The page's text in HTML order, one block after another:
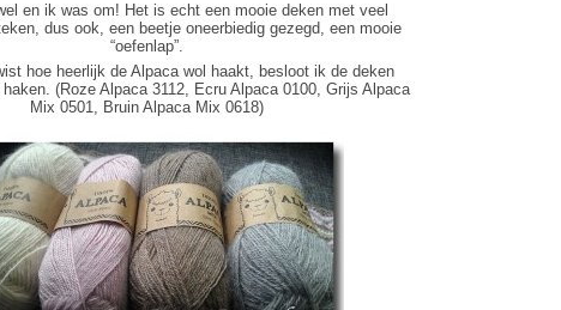
en ik was om! Het is echt een mooie deken met veel
dus ook, een beetje oneerbiedig gezegd, een mooie
“oefenlap”.
hoe heerlijk de Alpaca wol haakt, besloot ik de deken
(Roze Alpaca 3112, Ecru Alpaca 0100, Grijs Alpaca
Mix 0501, Bruin Alpaca Mix 0618)